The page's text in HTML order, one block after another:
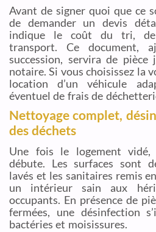
Avant de signer quoi que ce
de demander un devis
indique le coût du tri, de
transport. Ce document,
succession, servira de
notaire. Si vous choisissez la
location d’un véhicule
éventuel de frais de
Nettoyage complet,
des déchets
Une fois le logement vidé,
débute. Les surfaces sont
lavés et les sanitaires remis
un intérieur sain aux
occupants. En présence de
fermées, une désinfection
bactéries et moisissures.